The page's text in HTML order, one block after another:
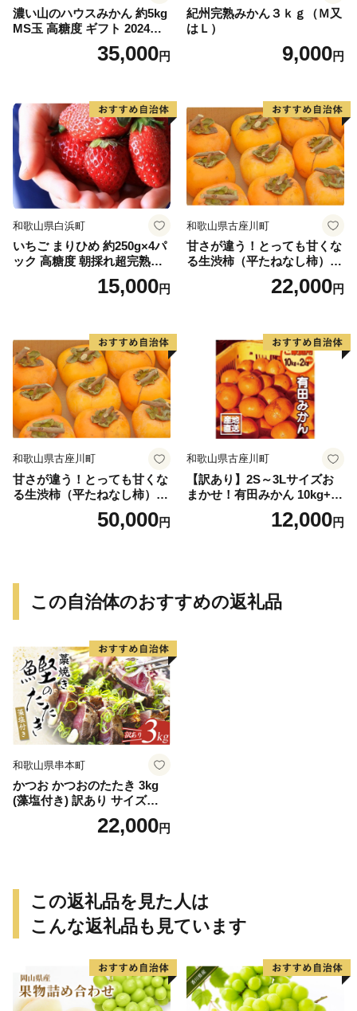
👉じゃばらマグロなど串本食品の返礼品はこちら
濃い山のハウスみかん 約5kg
MS玉 高糖度 ギフト 2024年7
35,000円
紀州完熟みかん３ｋｇ（Ｍ又
はＬ）
9,000円
和歌山県白浜町
いちご まりひめ 約250g×4パ
ック 高糖度 朝採れ超完熟ま
りひめ 1月以降発送分
15,000円
和歌山県古座川町
甘さが違う！とっても甘くな
る生渋柿（平たねなし柿）吊
ップ付約4.5～5kg 約24～30
22,000円
和歌山県古座川町
甘さが違う！とっても甘くな
る生渋柿（平たねなし柿）吊
ップ付約14.5～15kg 約60～
50,000円
和歌山県古座川町
【訳あり】2S～3Lサイズお
まかせ！有田みかん 10kg+2k
g保証分 11月から12月下旬ま
でに順次発送致します。 / 訳
12,000円
この自治体のおすすめの返礼品
和歌山県串本町
かつお かつおのたたき 3kg
(藻塩付き) 訳あり サイズふぞ
ろい 焼きが命！ 藁焼き / 鰹
かつお カツオのたたき 鰹の
22,000円
この返礼品を見た人は
こんな返礼品も見ています